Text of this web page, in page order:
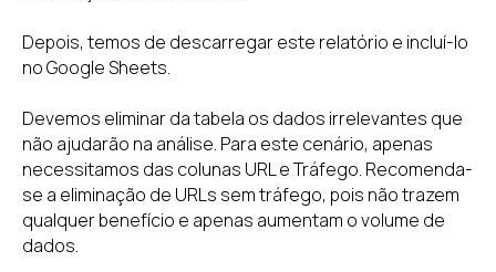
Depois, temos de descarregar este relatório e incluí-lo
no Google Sheets.
Devemos eliminar da tabela os dados irrelevantes que
não ajudarão na análise. Para este cenário, apenas
necessitamos das colunas URL e Tráfego. Recomenda-
se a eliminação de URLs sem tráfego, pois não trazem
qualquer benefício e apenas aumentam o volume de
dados.